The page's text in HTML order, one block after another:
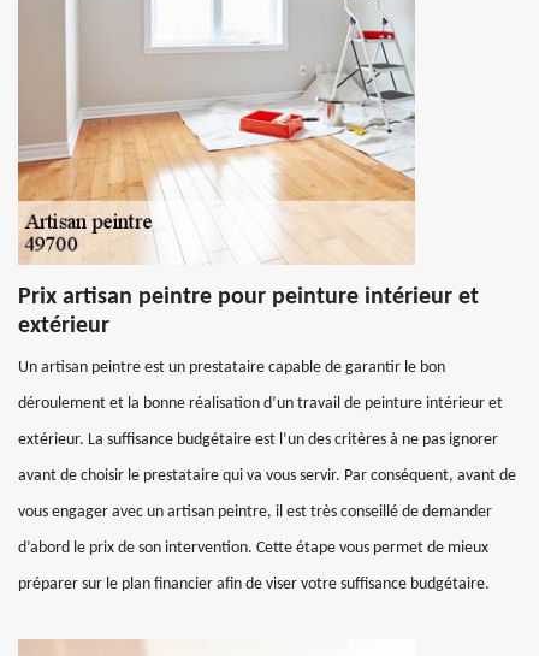
Prix artisan peintre pour peinture intérieur et
extérieur
Un artisan peintre est un prestataire capable de garantir le bon
déroulement et la bonne réalisation d’un travail de peinture intérieur et
extérieur. La suffisance budgétaire est l’un des critères à ne pas ignorer
avant de choisir le prestataire qui va vous servir. Par conséquent, avant de
vous engager avec un artisan peintre, il est très conseillé de demander
d’abord le prix de son intervention. Cette étape vous permet de mieux
préparer sur le plan financier afin de viser votre suffisance budgétaire.